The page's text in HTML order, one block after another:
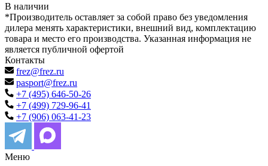
В наличии
*Производитель оставляет за собой право без уведомления
дилера менять характеристики, внешний вид, комплектацию
товара и место его производства. Указанная информация не
является публичной офертой
Контакты
frez@frez.ru
pasport@frez.ru
+7 (495) 646-50-26
+7 (499) 729-96-41
+7 (906) 063-41-23
Меню